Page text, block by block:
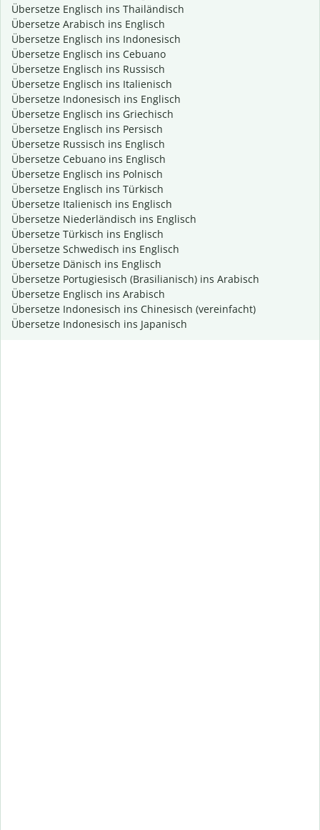
Übersetze Englisch ins Thailändisch
Übersetze Arabisch ins Englisch
Übersetze Englisch ins Indonesisch
Übersetze Englisch ins Cebuano
Übersetze Englisch ins Russisch
Übersetze Englisch ins Italienisch
Übersetze Indonesisch ins Englisch
Übersetze Englisch ins Griechisch
Übersetze Englisch ins Persisch
Übersetze Russisch ins Englisch
Übersetze Cebuano ins Englisch
Übersetze Englisch ins Polnisch
Übersetze Englisch ins Türkisch
Übersetze Italienisch ins Englisch
Übersetze Niederländisch ins Englisch
Übersetze Türkisch ins Englisch
Übersetze Schwedisch ins Englisch
Übersetze Dänisch ins Englisch
Übersetze Portugiesisch (Brasilianisch) ins Arabisch
Übersetze Englisch ins Arabisch
Übersetze Indonesisch ins Chinesisch (vereinfacht)
Übersetze Indonesisch ins Japanisch